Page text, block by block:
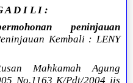
A D I L I :
peninjauan
Kembali : LENY
Mahkamah Agung
No.1163 K/Pdt/2004 jis